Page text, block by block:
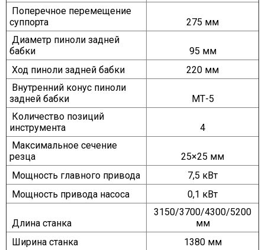
Поперечное перемещение
суппорта
275 мм
Диаметр пиноли задней
бабки
95 мм
Ход пиноли задней бабки
220 мм
Внутренний конус пиноли
задней бабки
МТ-5
Количество позиций
инструмента
4
Максимальное сечение
резца
25×25 мм
Мощность главного привода
7,5 кВт
Мощность привода насоса
0,1 кВт
Длина станка
3150/3700/4300/5200
мм
Ширина станка
1380 мм